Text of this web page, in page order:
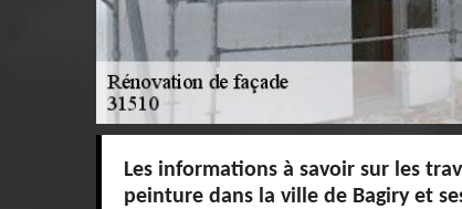
Les informations à savoir sur les
peinture dans la ville de Bagiry et